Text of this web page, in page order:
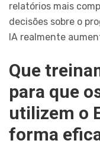
relatórios mais
decisões sobre o
IA realmente
Que
para que
utilizem o
forma